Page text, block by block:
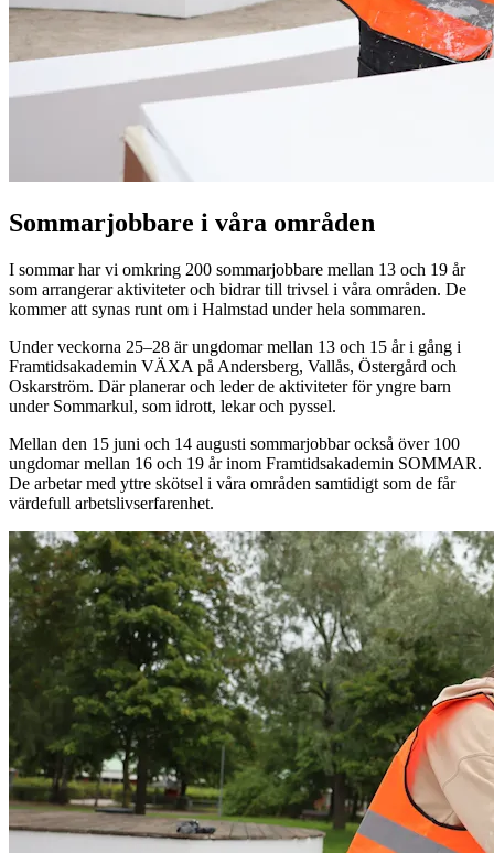
Sommarjobbare i våra områden
I sommar har vi omkring 200 sommarjobbare mellan 13 och 19 år
som arrangerar aktiviteter och bidrar till trivsel i våra områden. De
kommer att synas runt om i Halmstad under hela sommaren.
Under veckorna 25–28 är ungdomar mellan 13 och 15 år i gång i
Framtidsakademin VÄXA på Andersberg, Vallås, Östergård och
Oskarström. Där planerar och leder de aktiviteter för yngre barn
under Sommarkul, som idrott, lekar och pyssel.
Mellan den 15 juni och 14 augusti sommarjobbar också över 100
ungdomar mellan 16 och 19 år inom Framtidsakademin SOMMAR.
De arbetar med yttre skötsel i våra områden samtidigt som de får
värdefull arbetslivserfarenhet.